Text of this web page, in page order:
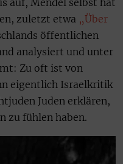
zuletzt etwa „Über
öffentlichen
analysiert und unter
Zu oft ist von
eigentlich Israelkritik
Juden erklären,
zu fühlen haben.